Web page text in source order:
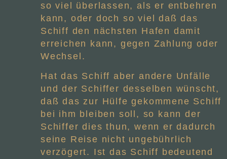
so viel überlassen, als er entbehren
kann, oder doch so viel daß das
Schiff den nächsten Hafen damit
erreichen kann, gegen Zahlung oder
Wechsel.
Hat das Schiff aber andere Unfälle
und der Schiffer desselben wünscht,
daß das zur Hülfe gekommene Schiff
bei ihm bleiben soll, so kann der
Schiffer dies thun, wenn er dadurch
seine Reise nicht ungebührlich
verzögert. Ist das Schiff bedeutend